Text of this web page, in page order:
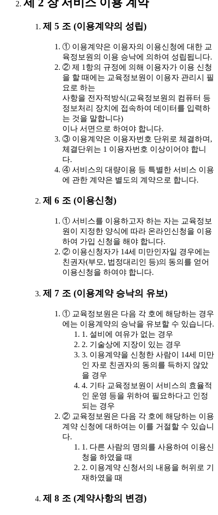
제 5 조 (이용계약의 성립)
① 이용계약은 이용자의 이용신청에 대한 교
육정보원의 이용 승낙에 의하여 성립됩니다.
② 제 1항의 규정에 의해 이용자가 이용 신청
을 할 때에는 교육정보원이 이용자 관리시 필
요로 하는
사항을 전자적방식(교육정보원의 컴퓨터 등
정보처리 장치에 접속하여 데이터를 입력하
는 것을 말합니다)
이나 서면으로 하여야 합니다.
③ 이용계약은 이용자번호 단위로 체결하며,
체결단위는 1 이용자번호 이상이어야 합니
다.
④ 서비스의 대량이용 등 특별한 서비스 이용
에 관한 계약은 별도의 계약으로 합니다.
제 6 조 (이용신청)
① 서비스를 이용하고자 하는 자는 교육정보
원이 지정한 양식에 따라 온라인신청을 이용
하여 가입 신청을 해야 합니다.
② 이용신청자가 14세 미만인자일 경우에는
친권자(부모, 법정대리인 등)의 동의를 얻어
이용신청을 하여야 합니다.
제 7 조 (이용계약 승낙의 유보)
① 교육정보원은 다음 각 호에 해당하는 경우
에는 이용계약의 승낙을 유보할 수 있습니다.
1. 설비에 여유가 없는 경우
2. 기술상에 지장이 있는 경우
3. 이용계약을 신청한 사람이 14세 미만
인 자로 친권자의 동의를 득하지 않았
을 경우
4. 기타 교육정보원이 서비스의 효율적
인 운영 등을 위하여 필요하다고 인정
되는 경우
② 교육정보원은 다음 각 호에 해당하는 이용
계약 신청에 대하여는 이를 거절할 수 있습니
다.
1. 다른 사람의 명의를 사용하여 이용신
청을 하였을 때
2. 이용계약 신청서의 내용을 허위로 기
재하였을 때
제 8 조 (계약사항의 변경)